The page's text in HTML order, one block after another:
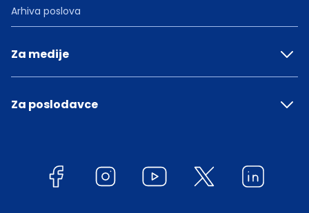
Arhiva poslova
Za medije
Za poslodavce